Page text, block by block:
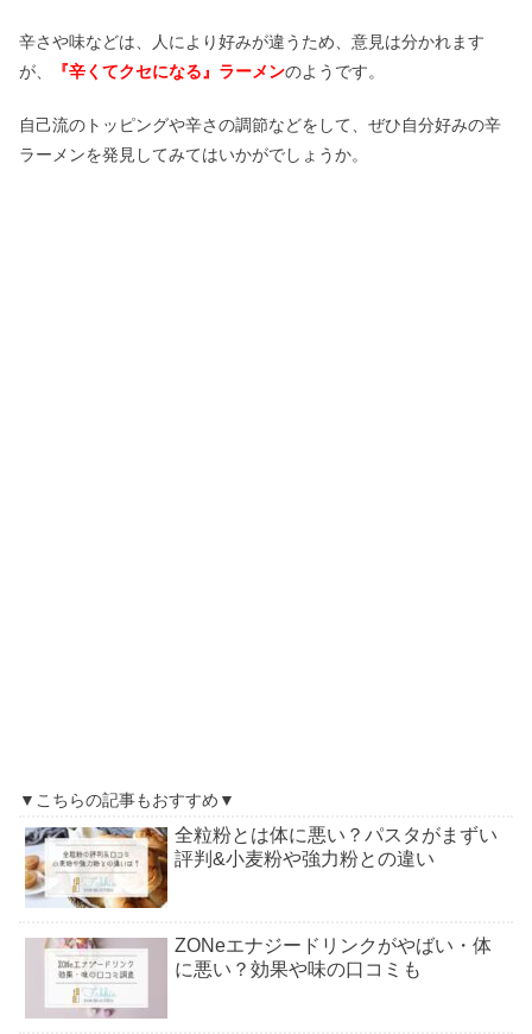
辛さや味などは、人により好みが違うため、意見は分かれます
が、
『辛くてクセになる』ラーメンのようです。
自己流のトッピングや辛さの調節などをして、ぜひ自分好みの辛
ラーメンを発見してみてはいかがでしょうか。
▼こちらの記事もおすすめ▼
全粒粉とは体に悪い？パスタがまずい
評判&小麦粉や強力粉との違い
ZONeエナジードリンクがやばい・体
に悪い？効果や味の口コミも